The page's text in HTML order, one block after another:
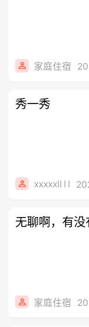
家庭住宿
秀一秀
xxxxxll l l
无聊啊，有
家庭住宿